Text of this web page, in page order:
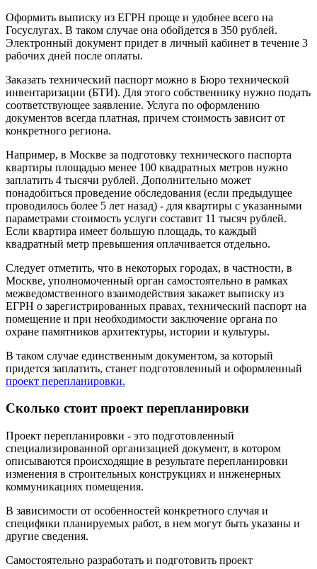
Оформить выписку из ЕГРН проще и удобнее всего на
Госуслугах. В таком случае она обойдется в 350 рублей.
Электронный документ придет в личный кабинет в течение 3
рабочих дней после оплаты.
Заказать технический паспорт можно в Бюро технической
инвентаризации (БТИ). Для этого собственнику нужно подать
соответствующее заявление. Услуга по оформлению
документов всегда платная, причем стоимость зависит от
конкретного региона.
Например, в Москве за подготовку технического паспорта
квартиры площадью менее 100 квадратных метров нужно
заплатить 4 тысячи рублей. Дополнительно может
понадобиться проведение обследования (если предыдущее
проводилось более 5 лет назад) - для квартиры с указанными
параметрами стоимость услуги составит 11 тысяч рублей.
Если квартира имеет большую площадь, то каждый
квадратный метр превышения оплачивается отдельно.
Следует отметить, что в некоторых городах, в частности, в
Москве, уполномоченный орган самостоятельно в рамках
межведомственного взаимодействия закажет выписку из
ЕГРН о зарегистрированных правах, технический паспорт на
помещение и при необходимости заключение органа по
охране памятников архитектуры, истории и культуры.
В таком случае единственным документом, за который
придется заплатить, станет подготовленный и оформленный
проект перепланировки.
Сколько стоит проект перепланировки
Проект перепланировки - это подготовленный
специализированной организацией документ, в котором
описываются происходящие в результате перепланировки
изменения в строительных конструкциях и инженерных
коммуникациях помещения.
В зависимости от особенностей конкретного случая и
специфики планируемых работ, в нем могут быть указаны и
другие сведения.
Самостоятельно разработать и подготовить проект